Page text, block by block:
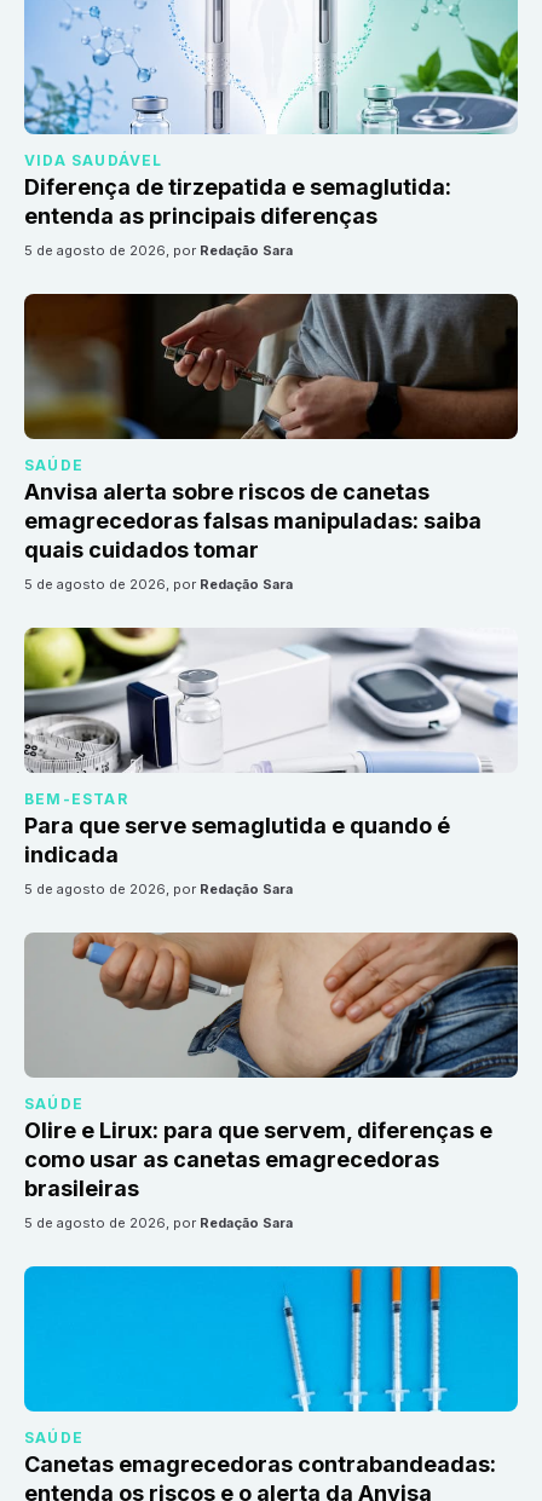
VIDA SAUDÁVEL
Diferença de tirzepatida e semaglutida:
entenda as principais diferenças
5 de agosto de 2026, por Redação Sara
SAÚDE
Anvisa alerta sobre riscos de canetas
emagrecedoras falsas manipuladas: saiba
quais cuidados tomar
5 de agosto de 2026, por Redação Sara
BEM-ESTAR
Para que serve semaglutida e quando é
indicada
5 de agosto de 2026, por Redação Sara
SAÚDE
Olire e Lirux: para que servem, diferenças e
como usar as canetas emagrecedoras
brasileiras
5 de agosto de 2026, por Redação Sara
SAÚDE
Canetas emagrecedoras contrabandeadas:
entenda os riscos e o alerta da Anvisa